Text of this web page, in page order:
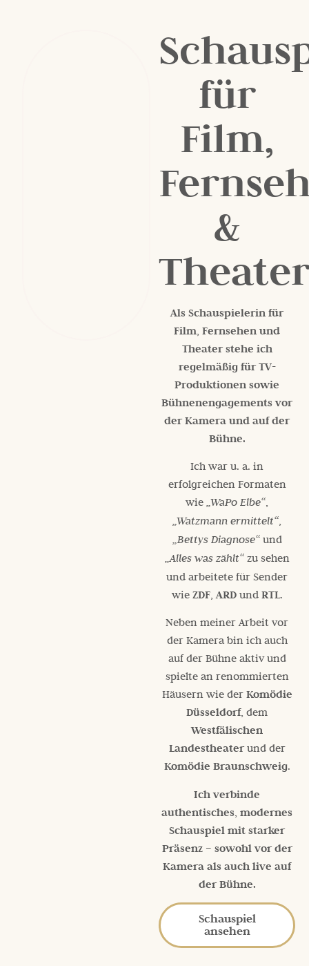
für
Film,
&
Als Schauspielerin für
Film, Fernsehen und
Theater stehe ich
regelmäßig für TV-
Produktionen sowie
Bühnenengagements vor
der Kamera und auf der
Bühne.
Ich war u. a. in
erfolgreichen Formaten
wie „WaPo Elbe“
„Watzmann ermittelt“
„Bettys Diagnose“und
„Alles was zählt“zu sehen
und arbeitete für Sender
wie ZDF, ARDund RTL.
Neben meiner Arbeit vor
der Kamera bin ich auch
auf der Bühne aktiv und
spielte an renommierten
Häusern wie der Komödie
Düsseldorf, dem
Westfälischen
Landestheaterund der
Komödie Braunschweig.
Ich verbinde
authentisches, modernes
Schauspiel mit starker
Präsenz – sowohl vor der
Kamera als auch live auf
der Bühne.
Schauspiel
ansehen